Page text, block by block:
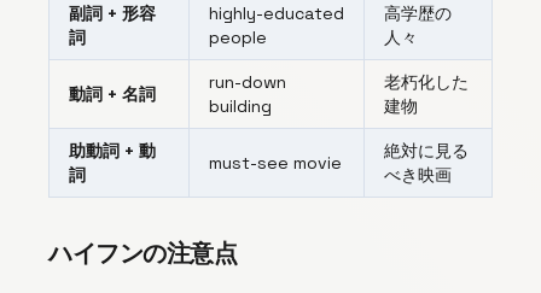
副詞 + 形容
詞
highly-educated
people
高学歴の
人々
動詞 + 名詞
run-down
building
老朽化した
建物
助動詞 + 動
詞
must-see movie
絶対に見る
べき映画
ハイフンの注意点